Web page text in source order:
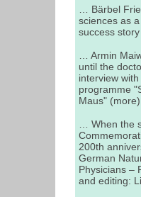
… Bärbel
sciences as
success
… Armin
until the
interview
programme
Maus" (more)
… When the
200th
German
Physicians –
and editing: